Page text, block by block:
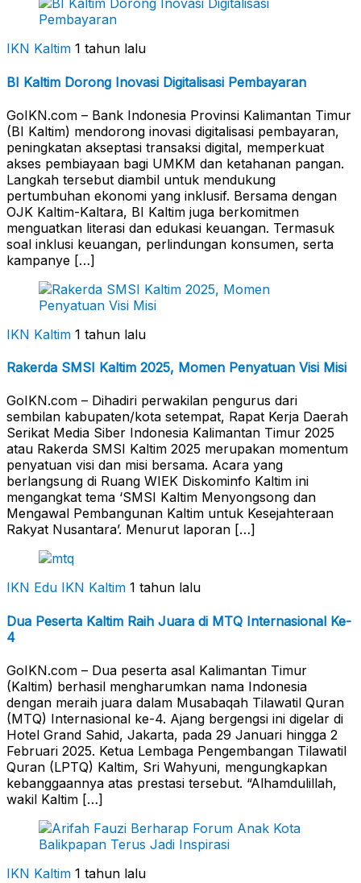
IKN Kaltim 1 tahun lalu
BI Kaltim Dorong Inovasi Digitalisasi Pembayaran
GoIKN.com – Bank Indonesia Provinsi Kalimantan Timur
(BI Kaltim) mendorong inovasi digitalisasi pembayaran,
peningkatan akseptasi transaksi digital, memperkuat
akses pembiayaan bagi UMKM dan ketahanan pangan.
Langkah tersebut diambil untuk mendukung
pertumbuhan ekonomi yang inklusif. Bersama dengan
OJK Kaltim-Kaltara, BI Kaltim juga berkomitmen
menguatkan literasi dan edukasi keuangan. Termasuk
soal inklusi keuangan, perlindungan konsumen, serta
kampanye […]
IKN Kaltim 1 tahun lalu
Rakerda SMSI Kaltim 2025, Momen Penyatuan Visi Misi
GoIKN.com – Dihadiri perwakilan pengurus dari
sembilan kabupaten/kota setempat, Rapat Kerja Daerah
Serikat Media Siber Indonesia Kalimantan Timur 2025
atau Rakerda SMSI Kaltim 2025 merupakan momentum
penyatuan visi dan misi bersama. Acara yang
berlangsung di Ruang WIEK Diskominfo Kaltim ini
mengangkat tema ‘SMSI Kaltim Menyongsong dan
Mengawal Pembangunan Kaltim untuk Kesejahteraan
Rakyat Nusantara’. Menurut laporan […]
IKN Edu IKN Kaltim 1 tahun lalu
Dua Peserta Kaltim Raih Juara di MTQ Internasional Ke-
4
GoIKN.com – Dua peserta asal Kalimantan Timur
(Kaltim) berhasil mengharumkan nama Indonesia
dengan meraih juara dalam Musabaqah Tilawatil Quran
(MTQ) Internasional ke-4. Ajang bergengsi ini digelar di
Hotel Grand Sahid, Jakarta, pada 29 Januari hingga 2
Februari 2025. Ketua Lembaga Pengembangan Tilawatil
Quran (LPTQ) Kaltim, Sri Wahyuni, mengungkapkan
kebanggaannya atas prestasi tersebut. “Alhamdulillah,
wakil Kaltim […]
IKN Kaltim 1 tahun lalu